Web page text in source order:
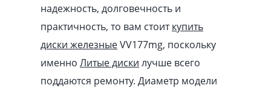
надежность, долговечность и
практичность, то вам стоиткупить
диски железныеVV177mg, поскольку
именно Литые диски лучше всего
поддаются ремонту. Диаметр модели